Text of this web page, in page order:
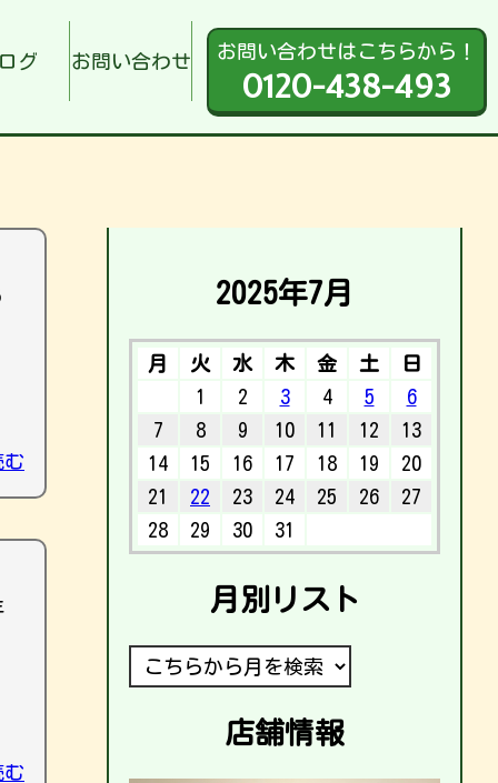
グ お問い合わせ お問い合わせはこちらから！
0120-438-493
む
む
2025年7月
月 火 水 木 金 土
日
1
2 3 4 5
6
7
8 9 10 11 12
13
14
15 16 17 18 19
20
21
22 23 24 25 26
27
28
29 30 31
月別リスト
店舗情報